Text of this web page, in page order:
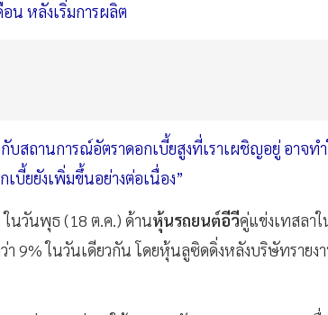
น หลังเริ่มการผลิต
กับสถานการณ์อัตราดอกเบี้ยสูงที่เราเผชิญอยู่ อาจท
บี้ยยังเพิ่มขึ้นอย่างต่อเนื่อง”
นวันพุธ (18 ต.ค.) ด้านหุ้นรถยนต์อีวีคู่แข่งเทสลา
า 9% ในวันเดียวกัน โดยหุ้นลูซิดดิ่งหลังบริษัทรายง